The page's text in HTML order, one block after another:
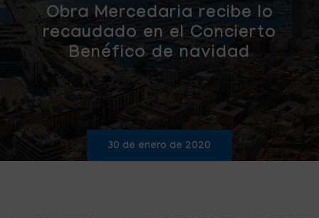
Obra Mercedaria recibe lo
recaudado en el Concierto
Benéfico de navidad
30 de enero de 2020